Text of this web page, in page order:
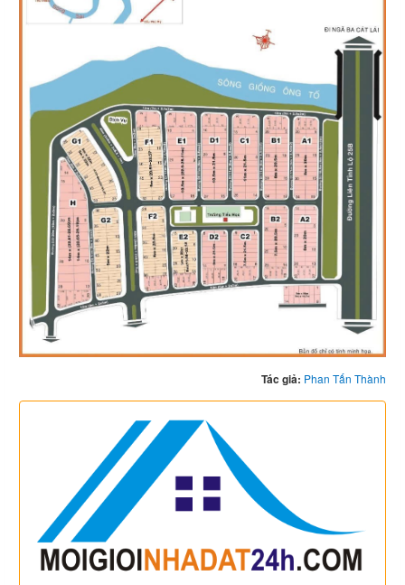
Tác giả: Phan Tấn Thành